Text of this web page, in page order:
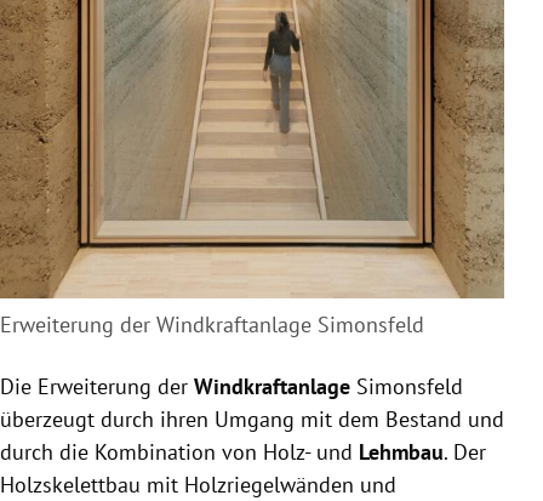
Erweiterung der Windkraftanlage Simonsfeld
Die Erweiterung der Windkraftanlage Simonsfeld
überzeugt durch ihren Umgang mit dem Bestand und
durch die Kombination von Holz- und Lehmbau. Der
Holzskelettbau mit Holzriegelwänden und